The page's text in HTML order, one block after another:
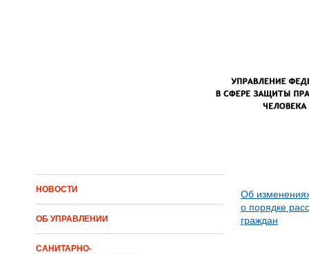
НОВОСТИ
ОБ УПРАВЛЕНИИ
САНИТАРНО-
Об
о порядке
граждан